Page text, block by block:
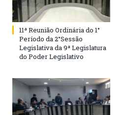
11ª Reunião Ordinária do 1°
Período da 2°Sessão
Legislativa da 9ª Legislatura
do Poder Legislativo